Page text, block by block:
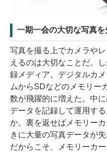
一期一会の大切な写真
写真を撮る上でカメラや
えるのは大切なことだ。
録メディア。デジタルカ
ムからSDなどのメモリー
数が飛躍的に増えた。中
データを記録して運用す
か。裏を返せばメモリー
きに大量の写真データが
だからこそ、メモリーカ